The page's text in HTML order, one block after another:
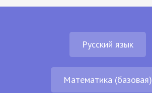
Русский язык
Математика (базовая)